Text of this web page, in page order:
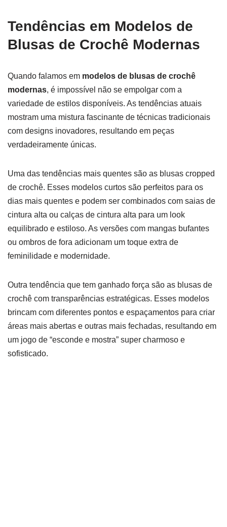
Tendências em Modelos de
Blusas de Crochê Modernas
Quando falamos em modelos de blusas de crochê
modernas, é impossível não se empolgar com a
variedade de estilos disponíveis. As tendências atuais
mostram uma mistura fascinante de técnicas tradicionais
com designs inovadores, resultando em peças
verdadeiramente únicas.
Uma das tendências mais quentes são as blusas cropped
de crochê. Esses modelos curtos são perfeitos para os
dias mais quentes e podem ser combinados com saias de
cintura alta ou calças de cintura alta para um look
equilibrado e estiloso. As versões com mangas bufantes
ou ombros de fora adicionam um toque extra de
feminilidade e modernidade.
Outra tendência que tem ganhado força são as blusas de
crochê com transparências estratégicas. Esses modelos
brincam com diferentes pontos e espaçamentos para criar
áreas mais abertas e outras mais fechadas, resultando em
um jogo de “esconde e mostra” super charmoso e
sofisticado.